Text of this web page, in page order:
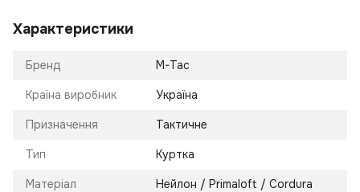
Характеристики
Бренд M-Tac
Країна виробник Україна
Призначення Тактичне
Тип Куртка
Матеріал Нейлон / Primaloft / Cordura